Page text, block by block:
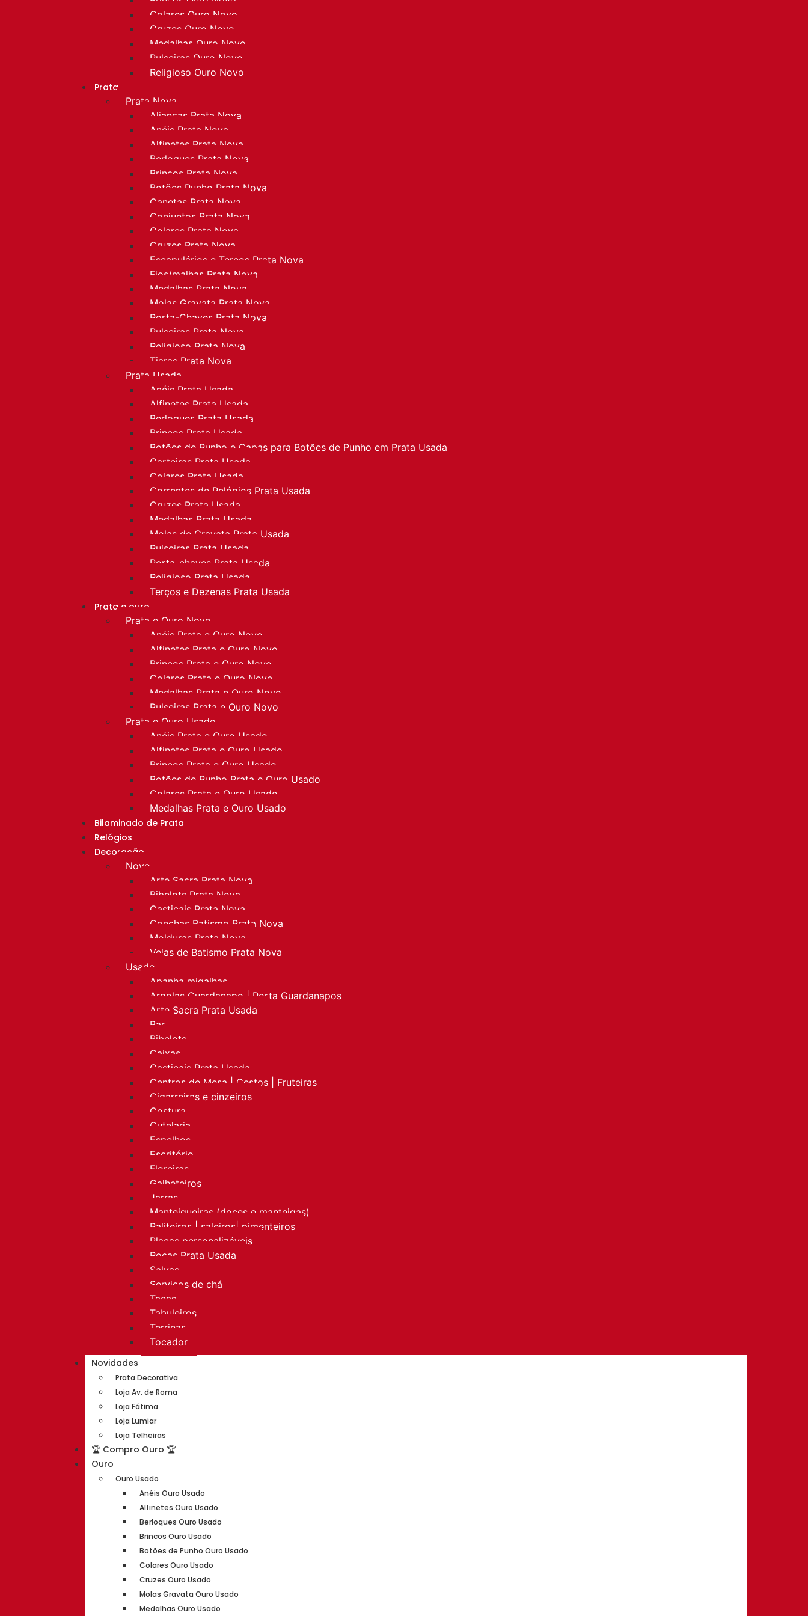
Colares Ouro Novo
Cruzes Ouro Novo
Medalhas Ouro Novo
Pulseiras Ouro Novo
Religioso Ouro Novo
Prata
Prata Nova
Alianças Prata Nova
Anéis Prata Nova
Alfinetes Prata Nova
Berloques Prata Nova
Brincos Prata Nova
Botões Punho Prata Nova
Canetas Prata Nova
Conjuntos Prata Nova
Colares Prata Nova
Cruzes Prata Nova
Escapulários e Terços Prata Nova
Fios/malhas Prata Nova
Medalhas Prata Nova
Molas Gravata Prata Nova
Porta-Chaves Prata Nova
Pulseiras Prata Nova
Religioso Prata Nova
Tiaras Prata Nova
Prata Usada
Anéis Prata Usada
Alfinetes Prata Usada
Berloques Prata Usada
Brincos Prata Usada
Botões de Punho e Capas para Botões de Punho em Prata Usada
Carteiras Prata Usada
Colares Prata Usada
Correntes de Relógios Prata Usada
Cruzes Prata Usada
Medalhas Prata Usada
Molas de Gravata Prata Usada
Pulseiras Prata Usada
Porta-chaves Prata Usada
Religioso Prata Usada
Terços e Dezenas Prata Usada
Prata e ouro
Prata e Ouro Novo
Anéis Prata e Ouro Novo
Alfinetes Prata e Ouro Novo
Brincos Prata e Ouro Novo
Colares Prata e Ouro Novo
Medalhas Prata e Ouro Novo
Pulseiras Prata e Ouro Novo
Prata e Ouro Usado
Anéis Prata e Ouro Usado
Alfinetes Prata e Ouro Usado
Brincos Prata e Ouro Usado
Botões de Punho Prata e Ouro Usado
Colares Prata e Ouro Usado
Medalhas Prata e Ouro Usado
Bilaminado de Prata
Relógios
Decoração
Novo
Arte Sacra Prata Nova
Bibelots Prata Nova
Castiçais Prata Nova
Conchas Batismo Prata Nova
Molduras Prata Nova
Velas de Batismo Prata Nova
Usado
Apanha migalhas
Argolas Guardanapo | Porta Guardanapos
Arte Sacra Prata Usada
Bar
Bibelots
Caixas
Castiçais Prata Usada
Centros de Mesa | Cestos | Fruteiras
Cigarreiras e cinzeiros
Costura
Cutelaria
Espelhos
Escritório
Floreiras
Galheteiros
Jarras
Manteigueiras (doces e manteigas)
Paliteiros | saleiros| pimenteiros
Placas personalizáveis
Rocas Prata Usada
Salvas
Serviços de chá
Taças
Tabuleiros
Terrinas
Tocador
Novidades
Prata Decorativa
Loja Av. de Roma
Loja Fátima
Loja Lumiar
Loja Telheiras
🏆 Compro Ouro 🏆
Ouro
Ouro Usado
Anéis Ouro Usado
Alfinetes Ouro Usado
Berloques Ouro Usado
Brincos Ouro Usado
Botões de Punho Ouro Usado
Colares Ouro Usado
Cruzes Ouro Usado
Molas Gravata Ouro Usado
Medalhas Ouro Usado